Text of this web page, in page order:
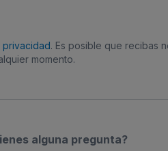
. Es posible que recibas
momento.
alguna pregunta?